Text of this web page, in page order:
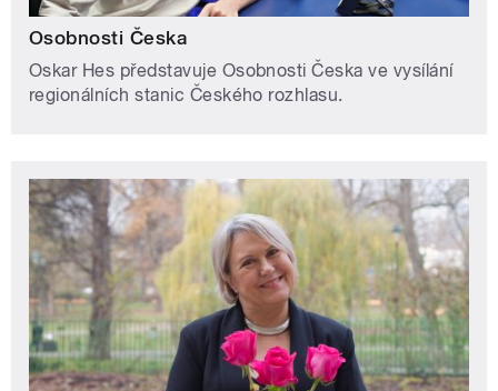
Osobnosti Česka
Oskar Hes představuje Osobnosti Česka ve vysílání
regionálních stanic Českého rozhlasu.